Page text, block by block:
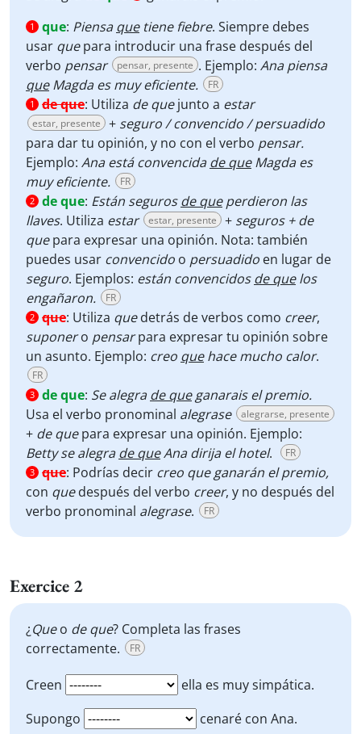
1 que: Piensaquetiene fiebre. Siempre debes
usar quepara introducir una frase después del
verbo pensar pensar, presente . Ejemplo: Ana piensa
queMagda es muy eficiente. FR
1 de que: Utiliza de quejunto a estar
estar, presente + seguro / convencido / persuadido
para dar tu opinión, y no con el verbo pensar.
Ejemplo: Ana está convencidade queMagda es
muy eficiente.
FR
2 de que: Están segurosde queperdieron las
llaves. Utiliza estar estar, presente + seguros + de
quepara expresar una opinión. Nota: también
puedes usar convencido o persuadido en lugar de
seguro. Ejemplos: están convencidosde quelos
engañaron.
FR
2 que: Utiliza quedetrás de verbos como creer,
suponero pensarpara expresar tu opinión sobre
un asunto. Ejemplo: creo quehace mucho calor.
FR
3 de que: Se alegrade queganarais el premio.
Usa el verbo pronominal alegrase alegrarse, presente
+ de quepara expresar una opinión. Ejemplo:
Betty se alegrade queAna dirija el hotel. FR
3 que: Podrías decir creo que ganarán el premio,
con quedespués del verbo creer, y no después del
verbo pronominal alegrase. FR
Exercice 2
¿Queo de que? Completa las frases
correctamente.
FR
Creen
ella es muy simpática.
Supongo
cenaré con Ana.